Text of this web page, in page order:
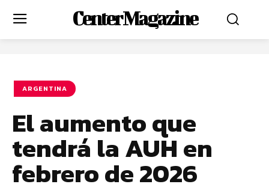
Center Magazine
ARGENTINA
El aumento que
tendrá la AUH en
febrero de 2026